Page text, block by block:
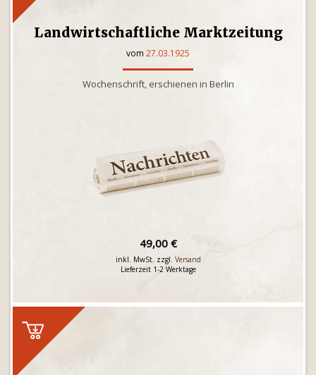
Landwirtschaftliche Marktzeitung
vom 27.03.1925
Wochenschrift, erschienen in Berlin
49,00 €
inkl. MwSt. zzgl. Versand
Lieferzeit 1-2 Werktage